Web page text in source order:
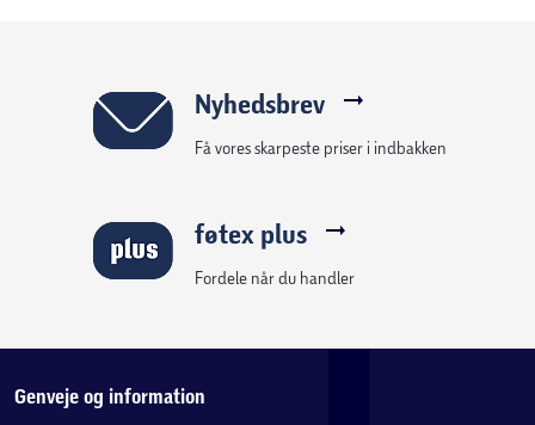
Nyhedsbrev
Få vores skarpeste priser i indbakken
føtex plus
Fordele når du handler
Genveje og information